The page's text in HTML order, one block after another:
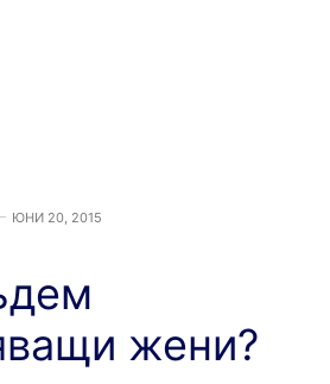
ЮНИ 20, 2015
жени?